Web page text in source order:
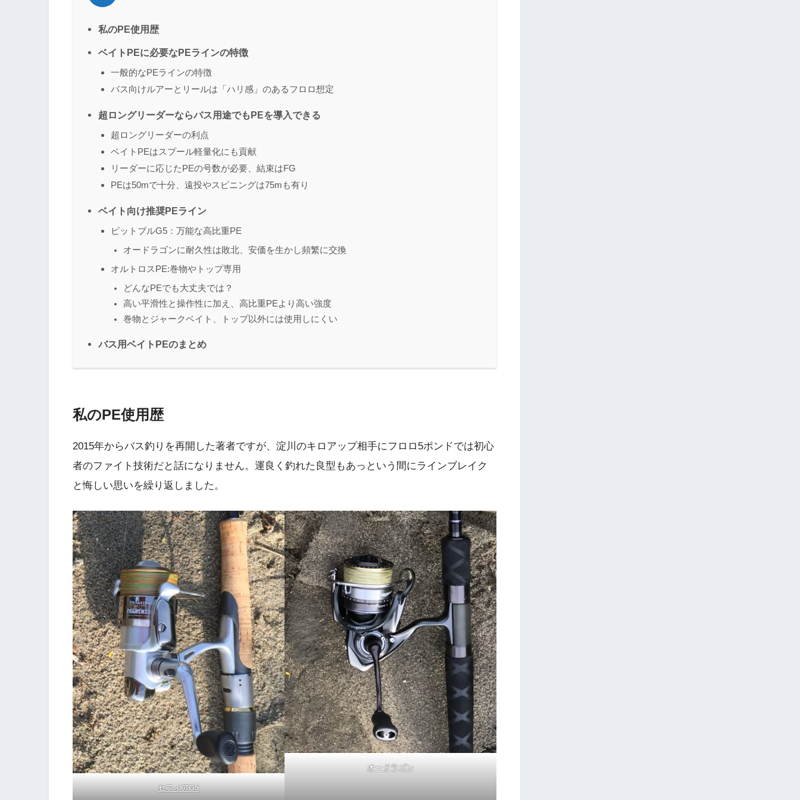
私のPE使用歴
ベイトPEに必要なPEラインの特徴
一般的なPEラインの特徴
バス向けルアーとリールは「ハリ感」のあるフロロ想定
超ロングリーダーならバス用途でもPEを導入できる
超ロングリーダーの利点
ベイトPEはスプール軽量化にも貢献
リーダーに応じたPEの号数が必要、結束はFG
PEは50mで十分、遠投やスピニングは75mも有り
ベイト向け推奨PEライン
ピットブルG5：万能な高比重PE
オードラゴンに耐久性は敗北、安価を生かし頻繁に交換
オルトロスPE:巻物やトップ専用
どんなPEでも大丈夫では？
高い平滑性と操作性に加え、高比重PEより高い強度
巻物とジャークベイト、トップ以外には使用しにくい
バス用ベイトPEのまとめ
私のPE使用歴
2015年からバス釣りを再開した著者ですが、淀川のキロアップ相手にフロロ5ポンドでは初心
者のファイト技術だと話になりません。運良く釣れた良型もあっという間にラインブレイク
と悔しい思いを繰り返しました。
セフィアG5
オードラゴン